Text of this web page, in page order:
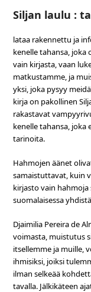
Siljan laulu :
lataa rakennettu ja
kenelle tahansa, joka
vain kirjasta, vaan
matkustamme, ja
yksi, joka pysyy
kirja on pakollinen
rakastavat
kenelle tahansa, joka
tarinoita.
Hahmojen äänet
samaistuttavat, kuin
kirjasto vain
suomalaisessa
Djaimilia Pereira de
voimasta, muistutus
itsellemme ja muille,
ihmisiksi, joiksi
ilman selkeää
tavalla. Jälkikäteen